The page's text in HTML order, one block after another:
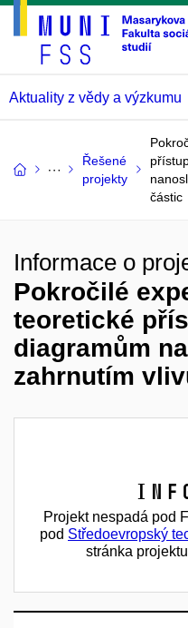
Aktuality z vědy a výzkumu
Řešené
projekty
částic
Informace o
Pokročilé
teoretické
diagramům
zahrnutím
Projekt nespadá pod
pod Středoevropský
stránka